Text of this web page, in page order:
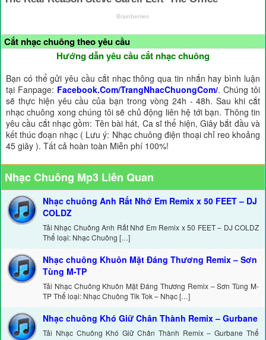
Cắt nhạc chuông theo yêu cầu
Hướng dẫn yêu cầu cắt nhạc chuông
Bạn có thể gửi yêu cầu cắt nhạc thông qua tin nhắn hay bình luận
tại Fanpage: Facebook.Com/TrangNhacChuongCom/. Chúng tôi
sẽ thực hiện yêu cầu của bạn trong vòng 24h - 48h. Sau khi cắt
nhạc chuông xong chúng tôi sẽ chủ động liên hệ tới bạn. Thông tin
yêu cầu cắt nhạc gồm: Tên bài hát, Ca sĩ thể hiện, Giây bắt đầu và
kết thúc đoạn nhạc ( Lưu ý: Nhạc chuông điện thoại chỉ reo khoảng
45 giây ). Tất cả hoàn toàn Miễn phí 100%!
Nhạc Chuông Mp3 Liên Quan
Nhạc chuông Anh Rất Nhớ Em Remix x 50 FEET – DJ
COLDZ
Tải Nhạc Chuông Anh Rất Nhớ Em Remix x 50 FEET – DJ COLDZ
Thể loại: Nhạc Chuông […]
Nhạc chuông Khuôn Mặt Đáng Thương Remix – Sơn
Tùng M-TP
Tải Nhạc Chuông Khuôn Mặt Đáng Thương Remix – Sơn Tùng M-
TP Thể loại: Nhạc Chuông Tik Tok – Nhạc […]
Nhạc chuông Khó Giữ Chân Thành Remix – Gurbane
Tải Nhạc Chuông Khó Giữ Chân Thành Remix – Gurbane Thể